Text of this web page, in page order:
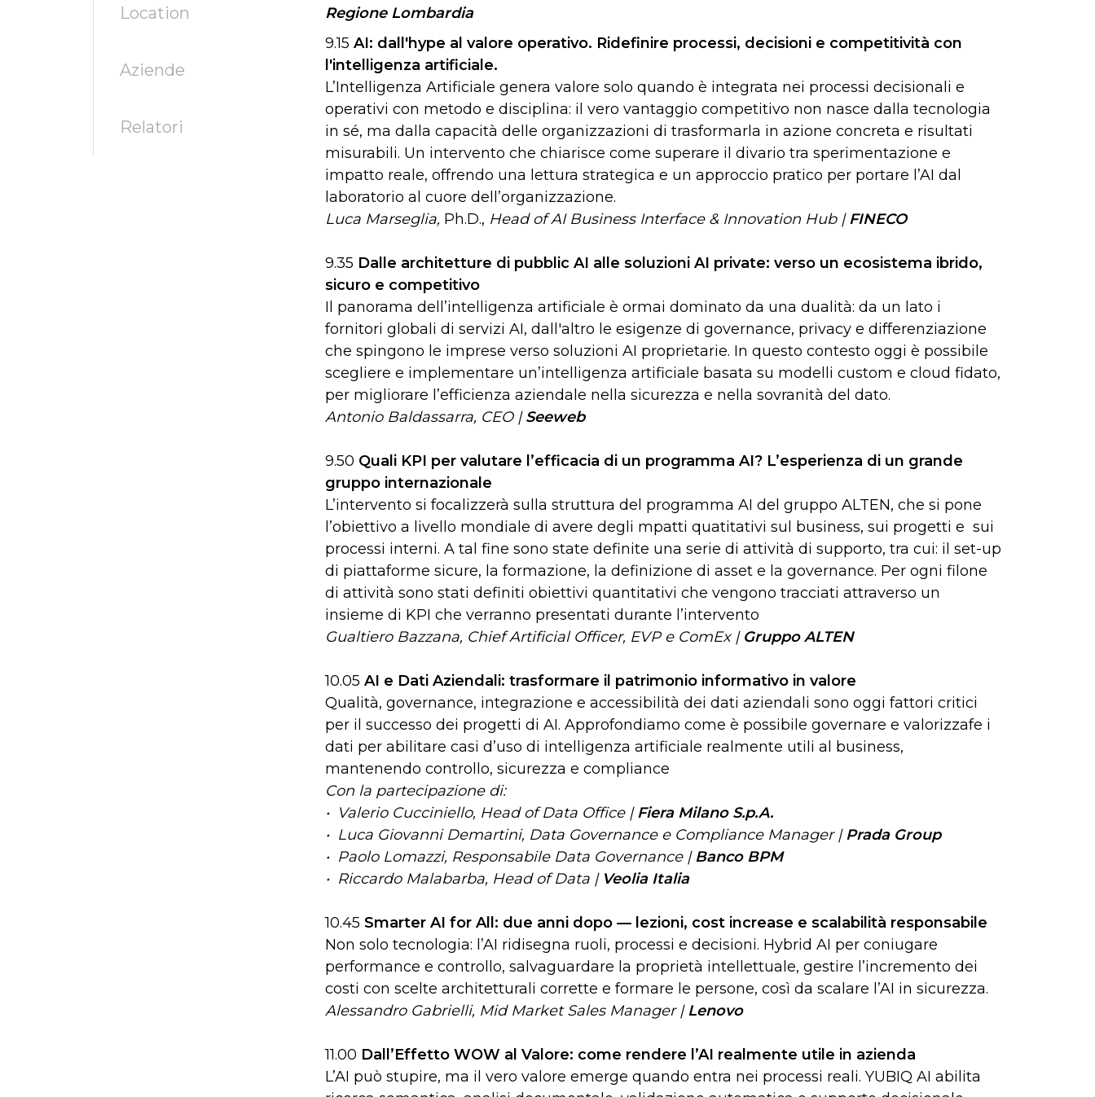
Location
Aziende
Relatori
Regione Lombardia
9.15 AI: dall'hype al valore operativo. Ridefinire processi, decisioni e competitività con
l'intelligenza artificiale.
L’Intelligenza Artificiale genera valore solo quando è integrata nei processi decisionali e
operativi con metodo e disciplina: il vero vantaggio competitivo non nasce dalla tecnologia
in sé, ma dalla capacità delle organizzazioni di trasformarla in azione concreta e risultati
misurabili. Un intervento che chiarisce come superare il divario tra sperimentazione e
impatto reale, offrendo una lettura strategica e un approccio pratico per portare l’AI dal
laboratorio al cuore dell’organizzazione.
Luca Marseglia, Ph.D., Head of AI Business Interface & Innovation Hub |FINECO
9.35 Dalle architetture di pubblic AI alle soluzioni AI private: verso un ecosistema ibrido,
sicuro e competitivo
Il panorama dell’intelligenza artificiale è ormai dominato da una dualità: da un lato i
fornitori globali di servizi AI, dall'altro le esigenze di governance, privacy e differenziazione
che spingono le imprese verso soluzioni AI proprietarie. In questo contesto oggi è possibile
scegliere e implementare un’intelligenza artificiale basata su modelli custom e cloud fidato,
per migliorare l’efficienza aziendale nella sicurezza e nella sovranità del dato.
Antonio Baldassarra, CEO |Seeweb
9.50 Quali KPI per valutare l’efficacia di un programma AI? L’esperienza di un grande
gruppo internazionale
L’intervento si focalizzerà sulla struttura del programma AI del gruppo ALTEN, che si pone
l’obiettivo a livello mondiale di avere degli mpatti quatitativi sul business, sui progetti e sui
processi interni. A tal fine sono state definite una serie di attività di supporto, tra cui: il set-up
di piattaforme sicure, la formazione, la definizione di asset e la governance. Per ogni filone
di attività sono stati definiti obiettivi quantitativi che vengono tracciati attraverso un
insieme di KPI che verranno presentati durante l’intervento
Gualtiero Bazzana, Chief Artificial Officer, EVP e ComEx | Gruppo ALTEN
10.05 AI e Dati Aziendali: trasformare il patrimonio informativo in valore
Qualità, governance, integrazione e accessibilità dei dati aziendali sono oggi fattori critici
per il successo dei progetti di AI. Approfondiamo come è possibile governare e valorizzafe i
dati per abilitare casi d’uso di intelligenza artificiale realmente utili al business,
mantenendo controllo, sicurezza e compliance
Con la partecipazione di:
• Valerio Cucciniello, Head of Data Office |Fiera Milano S.p.A.
• Luca Giovanni Demartini, Data Governance e Compliance Manager |Prada Group
• Paolo Lomazzi, Responsabile Data Governance |Banco BPM
• Riccardo Malabarba, Head of Data | Veolia Italia
10.45 Smarter AI for All: due anni dopo — lezioni, cost increase e scalabilità responsabile
Non solo tecnologia: l’AI ridisegna ruoli, processi e decisioni. Hybrid AI per coniugare
performance e controllo, salvaguardare la proprietà intellettuale, gestire l’incremento dei
costi con scelte architetturali corrette e formare le persone, così da scalare l’AI in sicurezza.
Alessandro Gabrielli, Mid Market Sales Manager |Lenovo
11.00 Dall’Effetto WOW al Valore: come rendere l’AI realmente utile in azienda
L’AI può stupire, ma il vero valore emerge quando entra nei processi reali. YUBIQ AI abilita